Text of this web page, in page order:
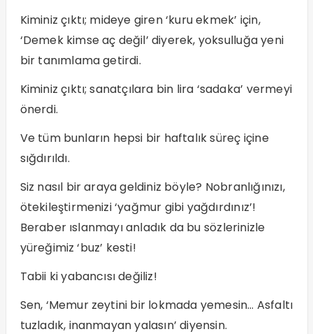
Kiminiz çıktı; mideye giren ‘kuru ekmek’ için,
‘Demek kimse aç değil’ diyerek, yoksulluğa yeni
bir tanımlama getirdi.
Kiminiz çıktı; sanatçılara bin lira ‘sadaka’ vermeyi
önerdi.
Ve tüm bunların hepsi bir haftalık süreç içine
sığdırıldı.
Siz nasıl bir araya geldiniz böyle? Nobranlığınızı,
ötekileştirmenizi ‘yağmur gibi yağdırdınız’!
Beraber ıslanmayı anladık da bu sözlerinizle
yüreğimiz ‘buz’ kesti!
Tabii ki yabancısı değiliz!
Sen, ‘Memur zeytini bir lokmada yemesin… Asfaltı
tuzladık, inanmayan yalasın’ diyensin.